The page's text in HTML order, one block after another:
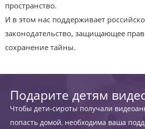
пространство.
И в этом нас поддерживает
законодательство, защищающее
сохранение тайны.
Подарите детям
Чтобы дети-сироты получали
попасть домой, необходима ваша